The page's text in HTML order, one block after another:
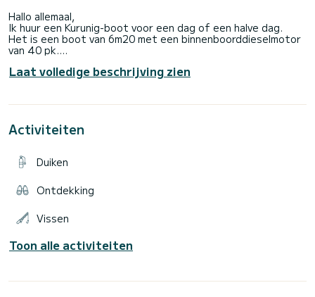
Hallo allemaal,
Ik huur een Kurunig-boot voor een dag of een halve dag.
Het is een boot van 6m20 met een binnenboorddieselmotor
van 40 pk.
overnachten.
Het is een boot die de zee heel goed vasthoudt!
2l/u
informatie! ⚓️
Laat volledige beschrijving zien
Activiteiten
Duiken
Ontdekking
Vissen
Toon alle activiteiten